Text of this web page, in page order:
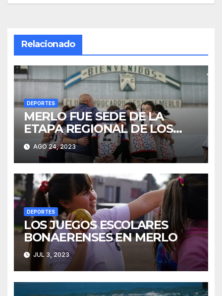
Relacionado
DEPORTES
MERLO FUE SEDE DE LA
ETAPA REGIONAL DE LOS
JJBB DE HANDBALL
AGO 24, 2023
DEPORTES
LOS JUEGOS ESCOLARES
BONAERENSES EN MERLO
JUL 3, 2023